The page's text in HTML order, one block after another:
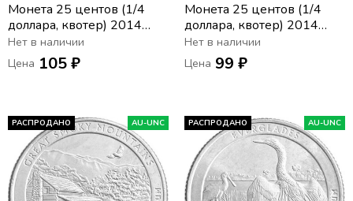
Монета 25 центов (1/4
доллара, квотер) 2014
США «Национальный
парк Арки» (D) (23-й
парк)
Нет в наличии
Цена 105 ₽
Монета 25 центов (1/4
доллара, квотер) 2014
США «Национальный
парк Шенандоа» (P) (22-й
парк)
Нет в наличии
Цена 99 ₽
РАСПРОДАНО AU-UNC РАСПРОДАНО AU-UNC